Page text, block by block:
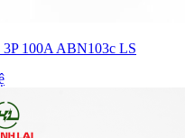
100A ABN103c LS